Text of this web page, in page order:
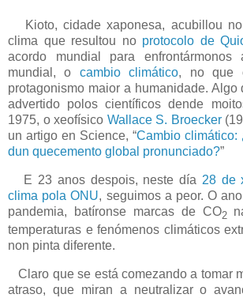
Kioto, cidade xaponesa, acubillou
clima que resultou no protocolo de
acordo mundial para
mundial, o cambio climático, no que
protagonismo maior a humanidade.
advertido polos científicos dende
1975, o xeofísico Wallace S. Broecker
un artigo en Science, “Cambio climático:
dun quecemento global pronunciado?”
E 23 anos despois, neste día 28 de
clima pola ONU, seguimos a peor. O
pandemia, batíronse marcas de CO2
temperaturas e fenómenos climáticos
non pinta diferente.
Claro que se está comezando a tomar
atraso, que miran a neutralizar o